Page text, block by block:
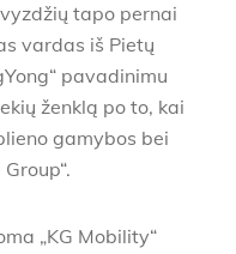
tapo pernai
vardas iš Pietų
pavadinimu
ženklą po to, kai
gamybos bei
„KG Mobility“